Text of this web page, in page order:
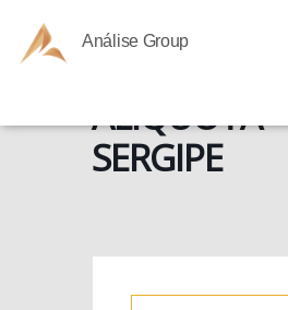
Análise Group
ALÍQUOTA –
SERGIPE